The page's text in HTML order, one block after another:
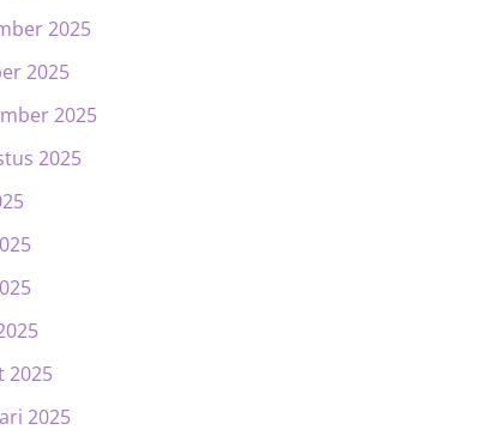
2025
2025
2025
2025
2025
2025